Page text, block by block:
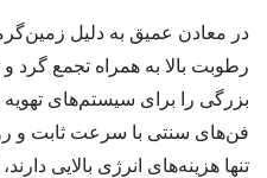
در معادن عمیق به دلیل
رطوبت بالا به همراه تجمع
بزرگی را برای سیستم‌های
فن‌های سنتی با سرعت ثابت و
تنها هزینه‌های انرژی بالایی